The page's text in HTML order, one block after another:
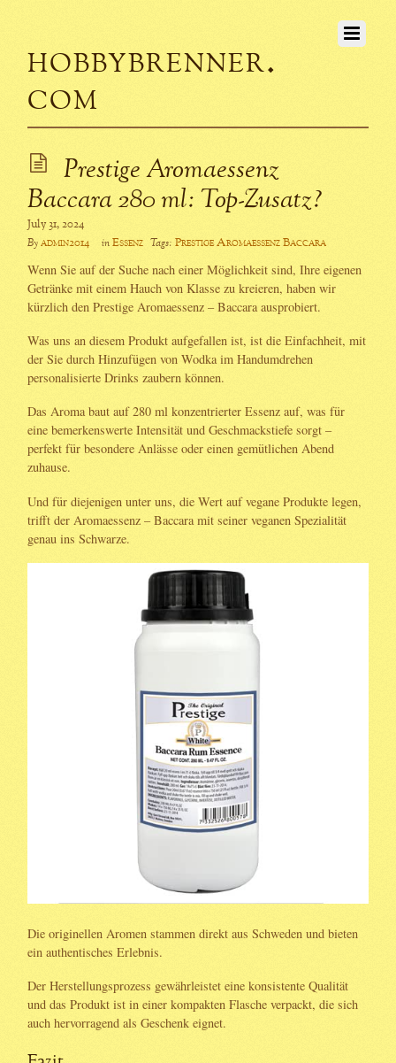
hobbybrenner.
com
Prestige Aromaessenz
Baccara 280 ml: Top-Zusatz?
July 31, 2024
Byadmin2014 inEssenz Tags: Prestige Aromaessenz Baccara
Wenn Sie auf der Suche nach einer Möglichkeit sind, Ihre eigenen
Getränke mit einem Hauch von Klasse zu kreieren, haben wir
kürzlich den Prestige Aromaessenz – Baccara ausprobiert.
Was uns an diesem Produkt aufgefallen ist, ist die Einfachheit, mit
der Sie durch Hinzufügen von Wodka im Handumdrehen
personalisierte Drinks zaubern können.
Das Aroma baut auf 280 ml konzentrierter Essenz auf, was für
eine bemerkenswerte Intensität und Geschmackstiefe sorgt –
perfekt für besondere Anlässe oder einen gemütlichen Abend
zuhause.
Und für diejenigen unter uns, die Wert auf vegane Produkte legen,
trifft der Aromaessenz – Baccara mit seiner veganen Spezialität
genau ins Schwarze.
Die originellen Aromen stammen direkt aus Schweden und bieten
ein authentisches Erlebnis.
Der Herstellungsprozess gewährleistet eine konsistente Qualität
und das Produkt ist in einer kompakten Flasche verpackt, die sich
auch hervorragend als Geschenk eignet.